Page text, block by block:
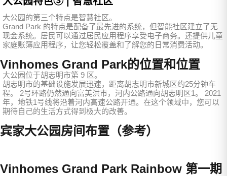
大公园的第三个特点是智慧社区。
Grand Park 的特点是配备了最先进的系统，但智能社区建立了无
现金系统。居民可以通过居民应用程序享受电子商务。还提供儿童
家庭账簿应用程序，让您轻松覆盖和了解您的日常消费活动。
Vinhomes Grand Park的位置和位置
大公园位于胡志明市第 9 区。
胡志明市的基础设施发展迅速，距离胡志明市新城区约25分钟车
程。 2号环路仍然通向富美洪市，河内公路通向胡志明区1。 2021
年，地铁1号线将沿着河内高速公路开通。在这个领域中，您可以
期待自己的生活方式得到极大的改善。
宾家大公园房间布置（参考）
Vinhomes Grand Park Rainbow 第一期